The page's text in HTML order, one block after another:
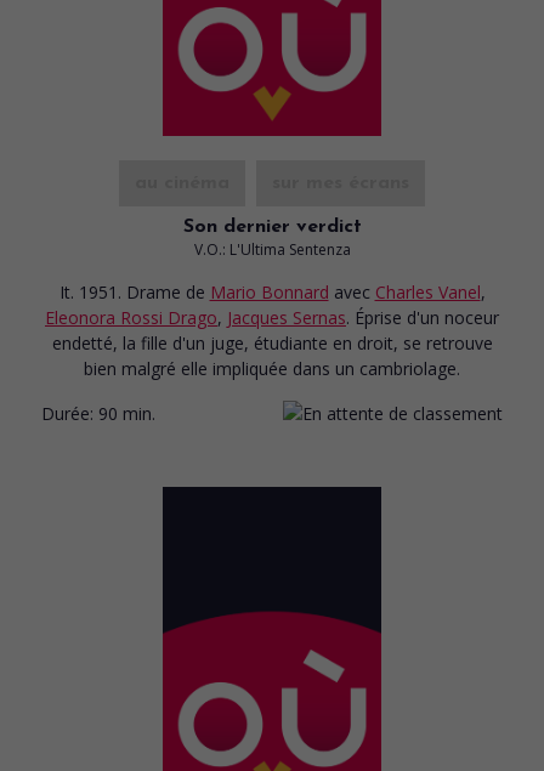
Son dernier verdict
V.O.: L'Ultima Sentenza
It. 1951. Drame de Mario Bonnard avec Charles Vanel,
Eleonora Rossi Drago, Jacques Sernas. Éprise d'un noceur
endetté, la fille d'un juge, étudiante en droit, se retrouve
bien malgré elle impliquée dans un cambriolage.
Durée: 90 min.